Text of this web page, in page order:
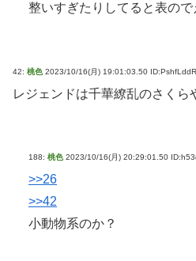
整いすぎたりしてると表ので
42: 桃色 2023/10/16(月) 19:01:03.50
レジェンドは千華繚乱のさくら
188: 桃色 2023/10/16(月) 20:29:01.50
>>26
>>42
小動物系のか？